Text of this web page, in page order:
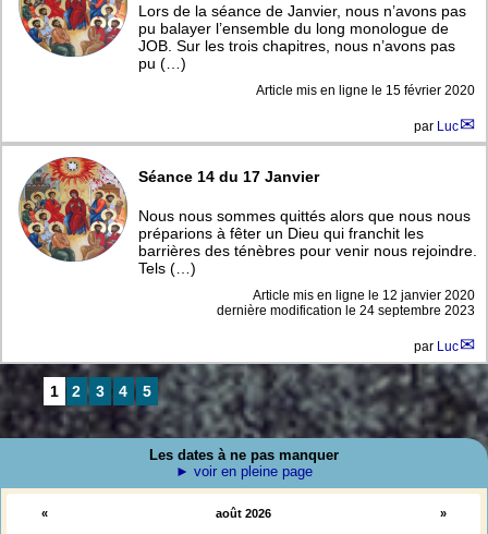
Lors de la séance de Janvier, nous n’avons pas
pu balayer l’ensemble du long monologue de
JOB. Sur les trois chapitres, nous n’avons pas
pu (…)
Article mis en ligne le 15 février 2020
par Luc
Séance 14 du 17 Janvier
Nous nous sommes quittés alors que nous nous
préparions à fêter un Dieu qui franchit les
barrières des ténèbres pour venir nous rejoindre.
Tels (…)
Article mis en ligne le 12 janvier 2020
dernière modification le 24 septembre 2023
par Luc
1 2 3 4 5
Les dates à ne pas manquer
► voir en pleine page
« août 2026 »